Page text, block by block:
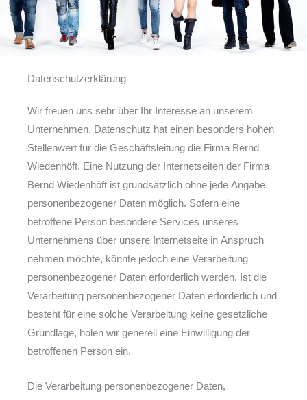
Datenschutzerklärung
Wir freuen uns sehr über Ihr Interesse an unserem
Unternehmen. Datenschutz hat einen besonders hohen
Stellenwert für die Geschäftsleitung die Firma Bernd
Wiedenhöft. Eine Nutzung der Internetseiten der Firma
Bernd Wiedenhöft ist grundsätzlich ohne jede Angabe
personenbezogener Daten möglich. Sofern eine
betroffene Person besondere Services unseres
Unternehmens über unsere Internetseite in Anspruch
nehmen möchte, könnte jedoch eine Verarbeitung
personenbezogener Daten erforderlich werden. Ist die
Verarbeitung personenbezogener Daten erforderlich und
besteht für eine solche Verarbeitung keine gesetzliche
Grundlage, holen wir generell eine Einwilligung der
betroffenen Person ein.
Die Verarbeitung personenbezogener Daten,